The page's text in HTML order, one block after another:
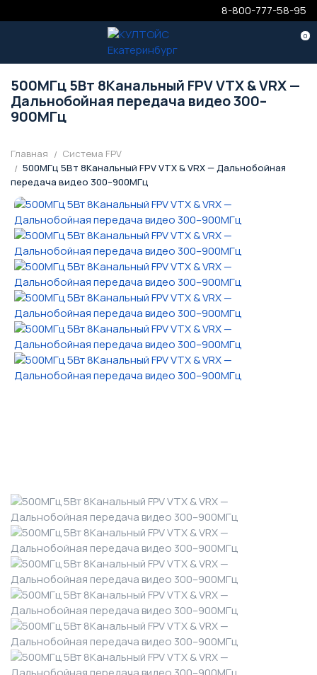
8-800-777-58-95
0
500МГц 5Вт 8Канальный FPV VTX & VRX —
Дальнобойная передача видео 300–
900МГц
Главная
Система FPV
500МГц 5Вт 8Канальный FPV VTX & VRX — Дальнобойная
передача видео 300–900МГц